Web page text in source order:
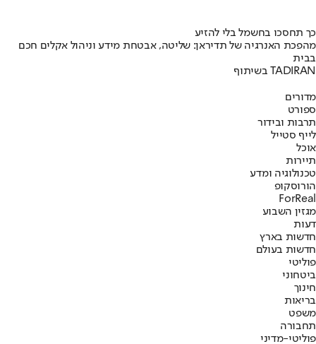
כך תחסכו בחשמל בלי להזיע
מהפכת האנרגיה של תדיראן: שליטה, אבטחת מידע וניהול אקלים חכם
בבית
בשיתוף TADIRAN
מדורים
ספורט
תרבות ובידור
לייף סטייל
אוכל
תיירות
טכנולוגיה ומדע
הורוסקופ
ForReal
מגזין השבוע
דעות
חדשות בארץ
חדשות בעולם
פוליטי
ביטחוני
חינוך
בריאות
משפט
תחבורה
פוליטי-מדיני